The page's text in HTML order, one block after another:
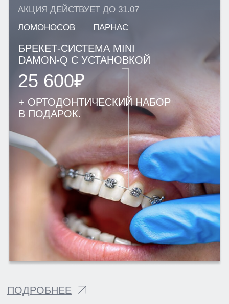
Г. САНКТ-ПЕТЕРБУРГ
М. ПАРНАС, УЛ. ВАЛЕРИЯ
ГАВРИЛИНА, Д. 15
г. ЛОМОНОСОВ,
УЛ. ЕЛЕНИНСКАЯ, Д. 24
ОРТОДОНТИЯ
ЭСТЕТИЧЕСКАЯ СТОМАТОЛОГИЯ
ДИАГНОСТИКА
ПАРОДОНТОЛОГИЯ
ЛЕЧЕНИЕ ПОД СЕДАЦИЕЙ
+7(812)701-01-09
klinikastom@yandex.ru
+7(812)701-05-85
klinikastom@yandex.ru
Г. ВСЕВОЛОЖСК
УЛ. СОЦИАЛИСТИЧЕСКАЯ, Д. 114
klinikastom@yandex.ru